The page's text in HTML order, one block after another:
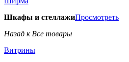
Шкафы и стеллажиПросмотреть
Назад к Все товары
Витрины